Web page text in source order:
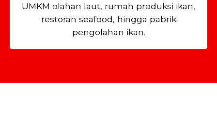
UMKM olahan laut, rumah produksi ikan,
restoran seafood, hingga pabrik
pengolahan ikan.